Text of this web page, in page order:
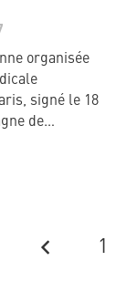
organisée
signé le 18
de…
1